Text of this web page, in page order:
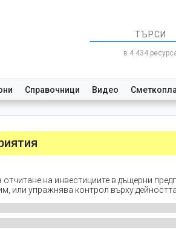
в 4 434
Справочници Видео
на инвестициите в дъщерни
или упражнява контрол върху